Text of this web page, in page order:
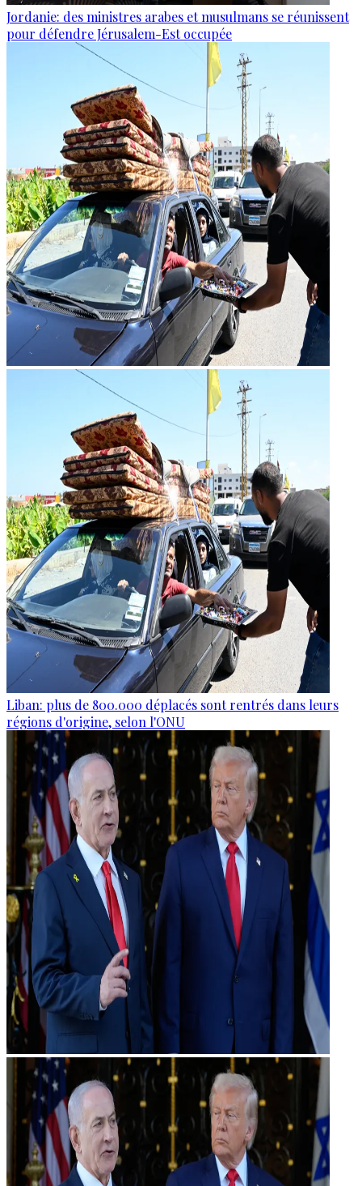
Jordanie: des ministres arabes et musulmans se réunissent
pour défendre Jérusalem-Est occupée
Liban: plus de 800.000 déplacés sont rentrés dans leurs
régions d'origine, selon l'ONU